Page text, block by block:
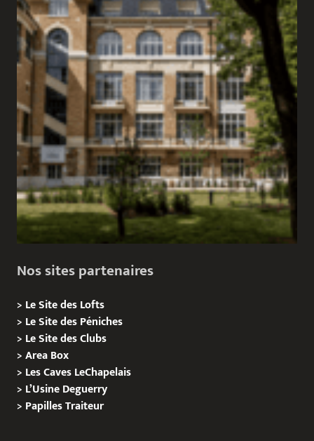
Nos sites partenaires
> Le Site des Lofts
> Le Site des Péniches
> Le Site des Clubs
>Area Box
> Les Caves LeChapelais
> L’Usine Deguerry
> PapillesTraiteur